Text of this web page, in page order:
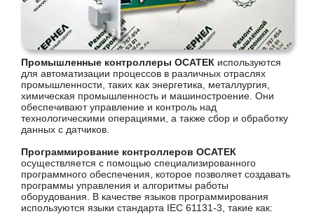
Промышленные контроллеры ОСАТЕК используются
для автоматизации процессов в различных отраслях
промышленности, таких как энергетика, металлургия,
химическая промышленность и машиностроение. Они
обеспечивают управление и контроль над
технологическими операциями, а также сбор и обработку
данных с датчиков.
Программирование контроллеров ОСАТЕК
осуществляется с помощью специализированного
программного обеспечения, которое позволяет создавать
программы управления и алгоритмы работы
оборудования. В качестве языков программирования
используются языки стандарта IEC 61131-3, такие как: